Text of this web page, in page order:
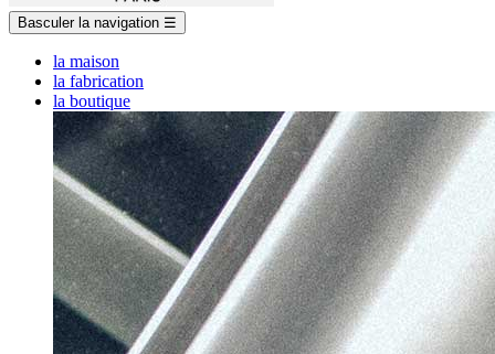
Basculer la navigation ☰
la maison
la fabrication
la boutique